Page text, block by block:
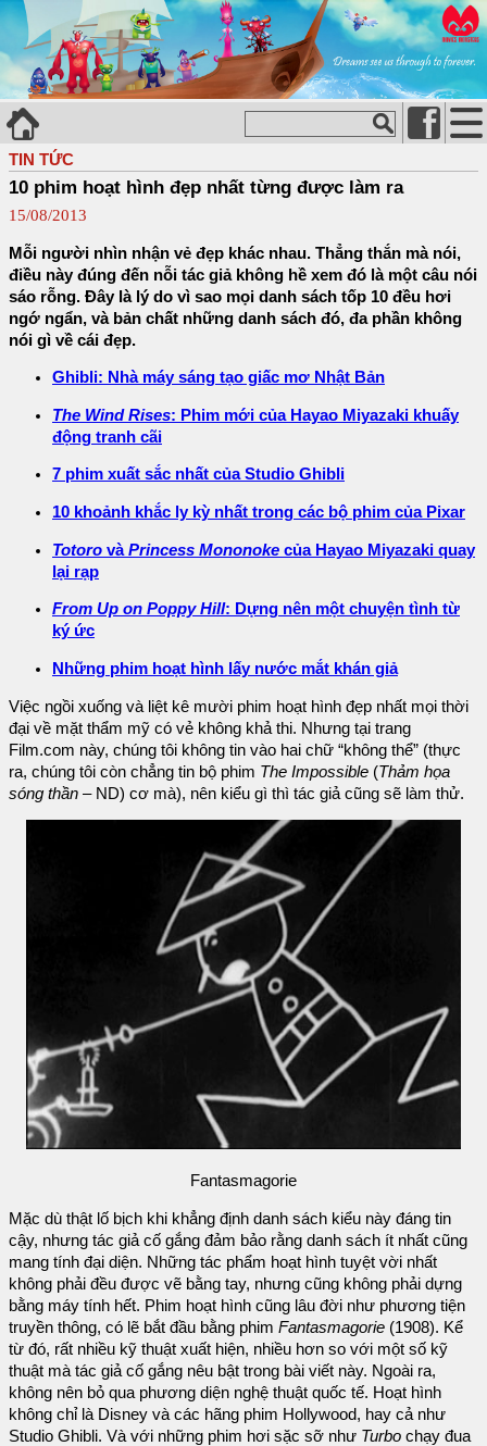
TIN TỨC
10 phim hoạt hình đẹp nhất từng được làm ra
15/08/2013
Mỗi người nhìn nhận vẻ đẹp khác nhau. Thẳng thắn mà nói,
điều này đúng đến nỗi tác giả không hề xem đó là một câu nói
sáo rỗng. Đây là lý do vì sao mọi danh sách tốp 10 đều hơi
ngớ ngẩn, và bản chất những danh sách đó, đa phần không
nói gì về cái đẹp.
Ghibli: Nhà máy sáng tạo giấc mơ Nhật Bản
The Wind Rises: Phim mới của Hayao Miyazaki khuấy
động tranh cãi
7 phim xuất sắc nhất của Studio Ghibli
10 khoảnh khắc ly kỳ nhất trong các bộ phim của Pixar
Totoro vàPrincess Mononoke của Hayao Miyazaki quay
lại rạp
From Up on Poppy Hill: Dựng nên một chuyện tình từ
ký ức
Những phim hoạt hình lấy nước mắt khán giả
Việc ngồi xuống và liệt kê mười phim hoạt hình đẹp nhất mọi thời
đại về mặt thẩm mỹ có vẻ không khả thi. Nhưng tại trang
Film.com này, chúng tôi không tin vào hai chữ “không thể” (thực
ra, chúng tôi còn chẳng tin bộ phim The Impossible (Thảm họa
sóng thần – ND) cơ mà), nên kiểu gì thì tác giả cũng sẽ làm thử.
Fantasmagorie
Mặc dù thật lố bịch khi khẳng định danh sách kiểu này đáng tin
cậy, nhưng tác giả cố gắng đảm bảo rằng danh sách ít nhất cũng
mang tính đại diện. Những tác phẩm hoạt hình tuyệt vời nhất
không phải đều được vẽ bằng tay, nhưng cũng không phải dựng
bằng máy tính hết. Phim hoạt hình cũng lâu đời như phương tiện
truyền thông, có lẽ bắt đầu bằng phim Fantasmagorie (1908). Kể
từ đó, rất nhiều kỹ thuật xuất hiện, nhiều hơn so với một số kỹ
thuật mà tác giả cố gắng nêu bật trong bài viết này. Ngoài ra,
không nên bỏ qua phương diện nghệ thuật quốc tế. Hoạt hình
không chỉ là Disney và các hãng phim Hollywood, hay cả như
Studio Ghibli. Và với những phim hơi sặc sỡ như Turbo chạy đua